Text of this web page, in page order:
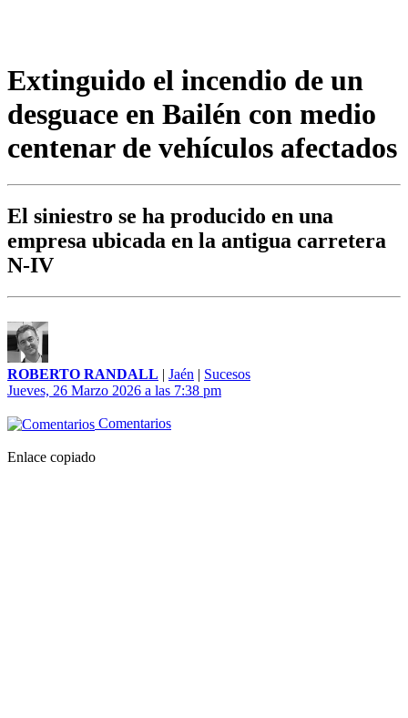
Extinguido el incendio de un
desguace en Bailén con medio
centenar de vehículos afectados
El siniestro se ha producido en una
empresa ubicada en la antigua carretera
N-IV
ROBERTO RANDALL | Jaén | Sucesos
Jueves, 26 Marzo 2026 a las 7:38 pm
Comentarios
Enlace copiado